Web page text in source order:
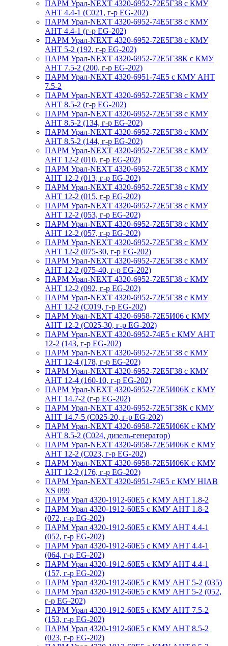
ПАРМ Урал-NEXT 4320-6952-72Е5Г38 с КМУ
АНТ 4.4-1 (С021, г-р EG-202)
ПАРМ Урал-NEXT 4320-6952-74Е5Г38 с КМУ
АНТ 4.4-1 (г-р EG-202)
ПАРМ Урал-NEXT 4320-6952-72Е5Г38 с КМУ
АНТ 5-2 (192, г-р EG-202)
ПАРМ Урал-NEXT 4320-6952-72Е5Г38К с КМУ
АНТ 7.5-2 (200, г-р EG-202)
ПАРМ Урал-NEXT 4320-6951-74Е5 с КМУ АНТ
7.5-2
ПАРМ Урал-NEXT 4320-6952-72Е5Г38 с КМУ
АНТ 8.5-2 (г-р EG-202)
ПАРМ Урал-NEXT 4320-6952-72Е5Г38 с КМУ
АНТ 8.5-2 (134, г-р EG-202)
ПАРМ Урал-NEXT 4320-6952-72Е5Г38 с КМУ
АНТ 8.5-2 (144, г-р EG-202)
ПАРМ Урал-NEXT 4320-6952-72Е5Г38 с КМУ
АНТ 12-2 (010, г-р EG-202)
ПАРМ Урал-NEXT 4320-6952-72Е5Г38 с КМУ
АНТ 12-2 (013, г-р EG-202)
ПАРМ Урал-NEXT 4320-6952-72Е5Г38 с КМУ
АНТ 12-2 (015, г-р EG-202)
ПАРМ Урал-NEXT 4320-6952-72Е5Г38 с КМУ
АНТ 12-2 (053, г-р EG-202)
ПАРМ Урал-NEXT 4320-6952-72Е5Г38 с КМУ
АНТ 12-2 (057, г-р EG-202)
ПАРМ Урал-NEXT 4320-6952-72Е5Г38 с КМУ
АНТ 12-2 (075-30, г-р EG-202)
ПАРМ Урал-NEXT 4320-6952-72Е5Г38 с КМУ
АНТ 12-2 (075-40, г-р EG-202)
ПАРМ Урал-NEXT 4320-6952-72Е5Г38 с КМУ
АНТ 12-2 (092, г-р EG-202)
ПАРМ Урал-NEXT 4320-6952-72Е5Г38 с КМУ
АНТ 12-2 (С019, г-р EG-202)
ПАРМ Урал-NEXT 4320-6958-72Е5И06 с КМУ
АНТ 12-2 (С025-30, г-р EG-202)
ПАРМ Урал-NEXT 4320-6952-74Е5 с КМУ АНТ
12-2 (143, г-р EG-202)
ПАРМ Урал-NEXT 4320-6952-72Е5Г38 с КМУ
АНТ 12-4 (178, г-р EG-202)
ПАРМ Урал-NEXT 4320-6952-72Е5Г38 с КМУ
АНТ 12-4 (160-10, г-р EG-202)
ПАРМ Урал-NEXT 4320-6952-72Е5И06К с КМУ
АНТ 14.7-2 (г-р EG-202)
ПАРМ Урал-NEXT 4320-6952-72Е5Г38К с КМУ
АНТ 14.7-5 (С025-20, г-р EG-202)
ПАРМ Урал-NEXT 4320-6958-72Е5И06К с КМУ
АНТ 8.5-2 (С024, дизель-генератор)
ПАРМ Урал-NEXT 4320-6958-72Е5И06К с КМУ
АНТ 12-2 (С023, г-р EG-202)
ПАРМ Урал-NEXT 4320-6958-72Е5И06К с КМУ
АНТ 12-2 (176, г-р EG-202)
ПАРМ Урал-NEXT 4320-6951-74Е5 с КМУ HIAB
XS 099
ПАРМ Урал 4320-1912-60Е5 с КМУ АНТ 1.8-2
ПАРМ Урал 4320-1912-60Е5 с КМУ АНТ 1.8-2
(072, г-р EG-202)
ПАРМ Урал 4320-1912-60Е5 с КМУ АНТ 4.4-1
(052, г-р EG-202)
ПАРМ Урал 4320-1912-60Е5 с КМУ АНТ 4.4-1
(064, г-р EG-202)
ПАРМ Урал 4320-1912-60Е5 с КМУ АНТ 4.4-1
(157, г-р EG-202)
ПАРМ Урал 4320-1912-60Е5 с КМУ АНТ 5-2 (035)
ПАРМ Урал 4320-1912-60Е5 с КМУ АНТ 5-2 (052,
г-р EG-202)
ПАРМ Урал 4320-1912-60Е5 с КМУ АНТ 7.5-2
(153, г-р EG-202)
ПАРМ Урал 4320-1912-60Е5 с КМУ АНТ 8.5-2
(023, г-р EG-202)